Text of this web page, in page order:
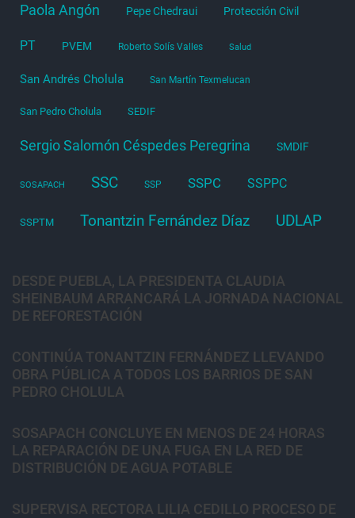
Paola Angón Pepe Chedraui Protección Civil
PT PVEM Roberto Solís Valles Salud
San Andrés Cholula San Martín Texmelucan
San Pedro Cholula SEDIF
Sergio Salomón Céspedes Peregrina SMDIF
SOSAPACH SSC SSP SSPC SSPPC
SSPTM Tonantzin Fernández Díaz UDLAP
DESDE PUEBLA, LA PRESIDENTA CLAUDIA
SHEINBAUM ARRANCARÁ LA JORNADA NACIONAL
DE REFORESTACIÓN
CONTINÚA TONANTZIN FERNÁNDEZ LLEVANDO
OBRA PÚBLICA A TODOS LOS BARRIOS DE SAN
PEDRO CHOLULA
SOSAPACH CONCLUYE EN MENOS DE 24 HORAS
LA REPARACIÓN DE UNA FUGA EN LA RED DE
DISTRIBUCIÓN DE AGUA POTABLE
SUPERVISA RECTORA LILIA CEDILLO PROCESO DE